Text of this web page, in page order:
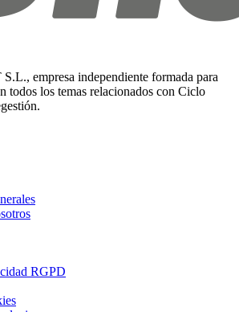
empresa independiente formada para
todos los temas relacionados con Ciclo
RGPD